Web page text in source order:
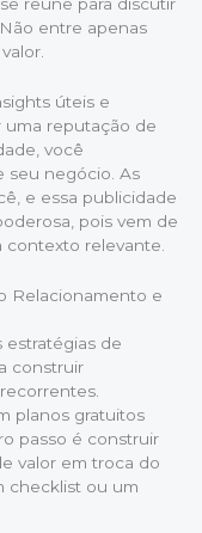
entre apenas
úteis e
uma reputação de
você
seu negócio. As
e essa publicidade
pois vem de
relevante.
Relacionamento e
estratégias de
construir
planos gratuitos
passo é construir
valor em troca do
checklist ou um